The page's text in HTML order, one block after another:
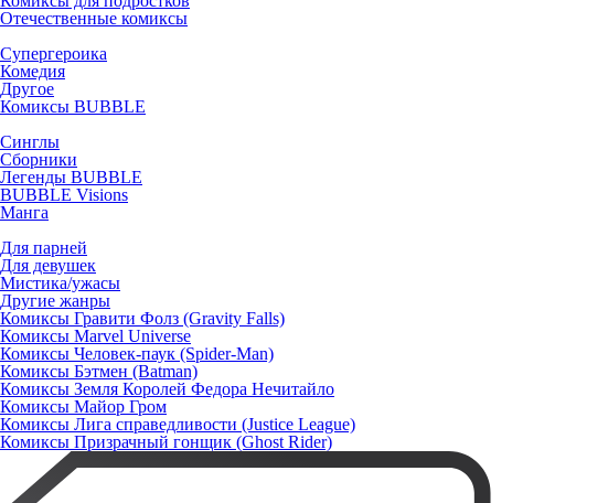
Отечественные комиксы
Супергероика
Комедия
Другое
Комиксы BUBBLE
Синглы
Сборники
Легенды BUBBLE
BUBBLE Visions
Манга
Для парней
Для девушек
Мистика/ужасы
Другие жанры
Комиксы Гравити Фолз (Gravity Falls)
Комиксы Marvel Universe
Комиксы Человек-паук (Spider-Man)
Комиксы Бэтмен (Batman)
Комиксы Земля Королей Федора Нечитайло
Комиксы Майор Гром
Комиксы Лига справедливости (Justice League)
Комиксы Призрачный гонщик (Ghost Rider)